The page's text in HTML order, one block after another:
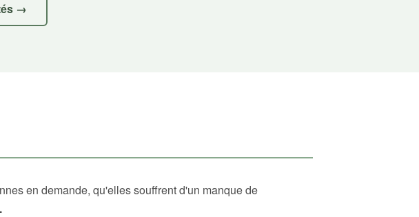
→
en demande, qu'elles souffrent d'un manque de